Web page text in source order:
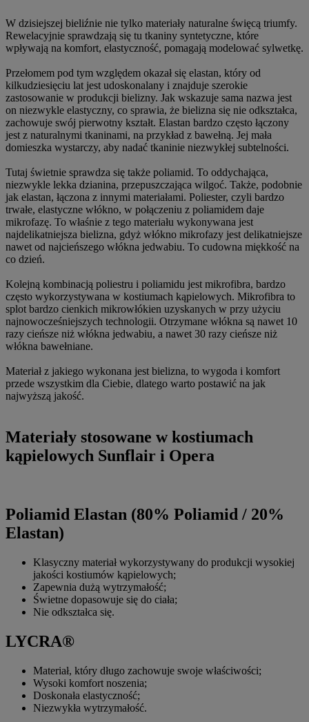
W dzisiejszej bieliźnie nie tylko materiały naturalne święcą triumfy.
Rewelacyjnie sprawdzają się tu tkaniny syntetyczne, które
wpływają na komfort, elastyczność, pomagają modelować sylwetkę.
Przełomem pod tym względem okazał się elastan, który od
kilkudziesięciu lat jest udoskonalany i znajduje szerokie
zastosowanie w produkcji bielizny. Jak wskazuje sama nazwa jest
on niezwykle elastyczny, co sprawia, że bielizna się nie odkształca,
zachowuje swój pierwotny kształt. Elastan bardzo często łączony
jest z naturalnymi tkaninami, na przykład z bawełną. Jej mała
domieszka wystarczy, aby nadać tkaninie niezwykłej subtelności.
Tutaj świetnie sprawdza się także poliamid. To oddychająca,
niezwykle lekka dzianina, przepuszczająca wilgoć. Także, podobnie
jak elastan, łączona z innymi materiałami. Poliester, czyli bardzo
trwałe, elastyczne włókno, w połączeniu z poliamidem daje
mikrofazę. To właśnie z tego materiału wykonywana jest
najdelikatniejsza bielizna, gdyż włókno mikrofazy jest delikatniejsze
nawet od najcieńszego włókna jedwabiu. To cudowna miękkość na
co dzień.
Kolejną kombinacją poliestru i poliamidu jest mikrofibra, bardzo
często wykorzystywana w kostiumach kąpielowych. Mikrofibra to
splot bardzo cienkich mikrowłókien uzyskanych w przy użyciu
najnowocześniejszych technologii. Otrzymane włókna są nawet 10
razy cieńsze niż włókna jedwabiu, a nawet 30 razy cieńsze niż
włókna bawełniane.
Materiał z jakiego wykonana jest bielizna, to wygoda i komfort
przede wszystkim dla Ciebie, dlatego warto postawić na jak
najwyższą jakość.
Materiały stosowane w kostiumach
kąpielowych Sunflair i Opera
Poliamid Elastan (80% Poliamid / 20%
Elastan)
Klasyczny materiał wykorzystywany do produkcji wysokiej
jakości kostiumów kąpielowych;
Zapewnia dużą wytrzymałość;
Świetne dopasowuje się do ciała;
Nie odkształca się.
LYCRA®
Materiał, który długo zachowuje swoje właściwości;
Wysoki komfort noszenia;
Doskonała elastyczność;
Niezwykła wytrzymałość.